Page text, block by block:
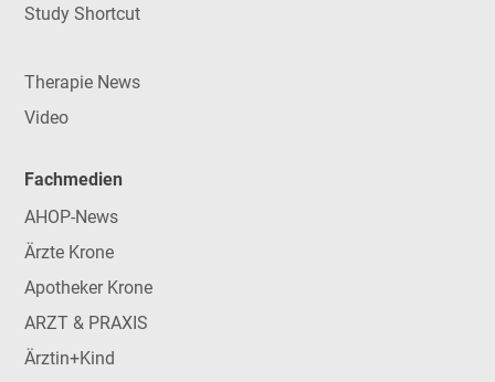
Study Shortcut
Therapie News
Video
Fachmedien
AHOP-News
Ärzte Krone
Apotheker Krone
ARZT & PRAXIS
Ärztin+Kind